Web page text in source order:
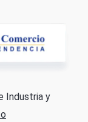
Industria y